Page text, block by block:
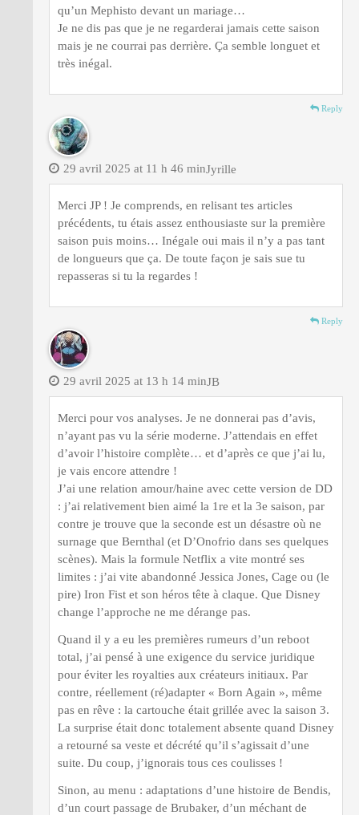
qu’un Mephisto devant un mariage…
Je ne dis pas que je ne regarderai jamais cette saison
mais je ne courrai pas derrière. Ça semble longuet et
très inégal.
Reply
Jyrille
29 avril 2025 at 11 h 46 min
Merci JP ! Je comprends, en relisant tes articles
précédents, tu étais assez enthousiaste sur la première
saison puis moins… Inégale oui mais il n’y a pas tant
de longueurs que ça. De toute façon je sais sue tu
repasseras si tu la regardes !
Reply
JB
29 avril 2025 at 13 h 14 min
Merci pour vos analyses. Je ne donnerai pas d’avis,
n’ayant pas vu la série moderne. J’attendais en effet
d’avoir l’histoire complète… et d’après ce que j’ai lu,
je vais encore attendre !
J’ai une relation amour/haine avec cette version de DD
: j’ai relativement bien aimé la 1re et la 3e saison, par
contre je trouve que la seconde est un désastre où ne
surnage que Bernthal (et D’Onofrio dans ses quelques
scènes). Mais la formule Netflix a vite montré ses
limites : j’ai vite abandonné Jessica Jones, Cage ou (le
pire) Iron Fist et son héros tête à claque. Que Disney
change l’approche ne me dérange pas.
Quand il y a eu les premières rumeurs d’un reboot
total, j’ai pensé à une exigence du service juridique
pour éviter les royalties aux créateurs initiaux. Par
contre, réellement (ré)adapter « Born Again », même
pas en rêve : la cartouche était grillée avec la saison 3.
La surprise était donc totalement absente quand Disney
a retourné sa veste et décrété qu’il s’agissait d’une
suite. Du coup, j’ignorais tous ces coulisses !
Sinon, au menu : adaptations d’une histoire de Bendis,
d’un court passage de Brubaker, d’un méchant de